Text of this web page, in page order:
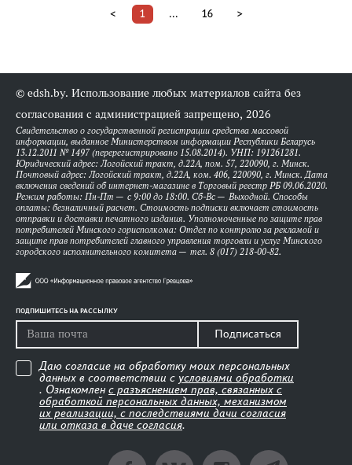
< 1 ... 16 >
© edsh.by. Использование любых материалов сайта без
согласования с администрацией запрещено, 2026
Свидетельство о государственной регистрации средства массовой
информации, выданное Министерством информации Республики Беларусь
13.12.2011 № 1497 (перерегистрировано 15.08.2014). УНП: 191261281.
Юридический адрес: Логойский тракт, д.22А, пом. 57, 220090, г. Минск.
Почтовый адрес: Логойский тракт, д.22А, ком. 406, 220090, г. Минск. Дата
включения сведений об интернет-магазине в Торговый реестр РБ 09.06.2020.
Режим работы: Пн-Пт — с 9:00 до 18:00. Сб-Вс — Выходной. Способы
оплаты: безналичный расчет. Стоимость подписки включает стоимость
отправки и доставки печатного издания. Уполномоченные по защите прав
потребителей Минского горисполкома: Отдел по контролю за рекламой и
защите прав потребителей главного управления торговли и услуг Минского
городского исполнительного комитета — тел. 8 (017) 218-00-82.
ПОДПИШИТЕСЬ НА РАССЫЛКУ
Подписаться
Даю согласие на обработку моих персональных
данных в соответствии с условиями обработки
. Ознакомлен с разъяснением прав, связанных с
обработкой персональных данных, механизмом
их реализации, с последствиями дачи согласия
или отказа в даче согласия.